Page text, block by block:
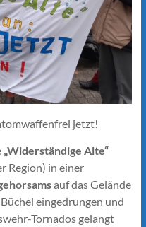
jetzt!
„Widerständige Alte“
Region) in einer
auf das Gelände
eingedrungen und
Tornados gelangt